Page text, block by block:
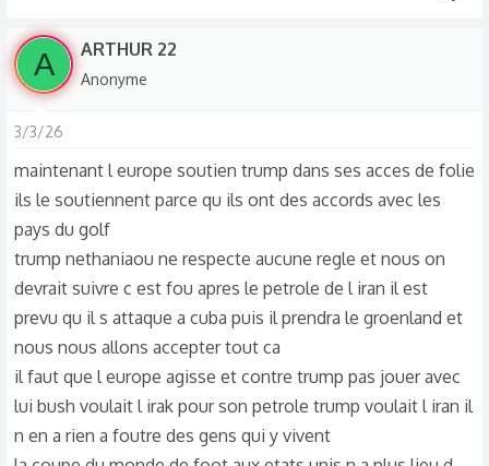
A ARTHUR 22
Anonyme
3/3/26
maintenant l europe soutien trump dans ses acces de folie
ils le soutiennent parce qu ils ont des accords avec les
pays du golf
trump nethaniaou ne respecte aucune regle et nous on
devrait suivre c est fou apres le petrole de l iran il est
prevu qu il s attaque a cuba puis il prendra le groenland et
nous nous allons accepter tout ca
il faut que l europe agisse et contre trump pas jouer avec
lui bush voulait l irak pour son petrole trump voulait l iran il
n en a rien a foutre des gens qui y vivent